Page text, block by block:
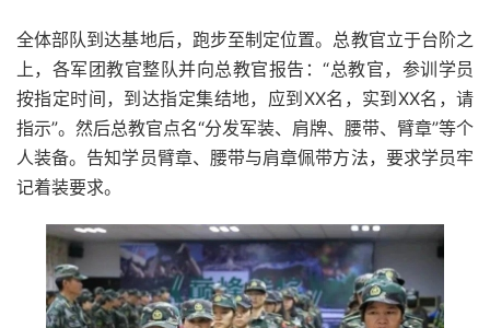
全体部队到达基地后，跑步至制定位置。总教官立于台阶之
上，各军团教官整队并向总教官报告：“总教官，参训学员
按指定时间，到达指定集结地，应到XX名，实到XX名，请
指示”。然后总教官点名“分发军装、肩牌、腰带、臂章”等个
人装备。告知学员臂章、腰带与肩章佩带方法，要求学员牢
记着装要求。